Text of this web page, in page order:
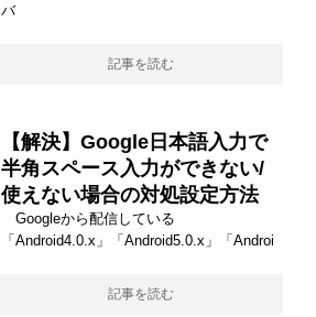
バ
記事を読む
【解決】Google日本語入力で
半角スペース入力ができない/
使えない場合の対処設定方法
Googleから配信している
「Android4.0.x」「Android5.0.x」「Androi
記事を読む